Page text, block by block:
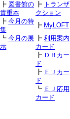
┣ 図書館の
貴重本
┣ トランザ
クション
┣ 今月の特
集
┣ MyLOFT
┗ 今月の展
示
┣ 利用案内
カード
┣ ＤＢカー
ド
┣ ＥＪカー
ド
┗ ＥＪ応用
カード